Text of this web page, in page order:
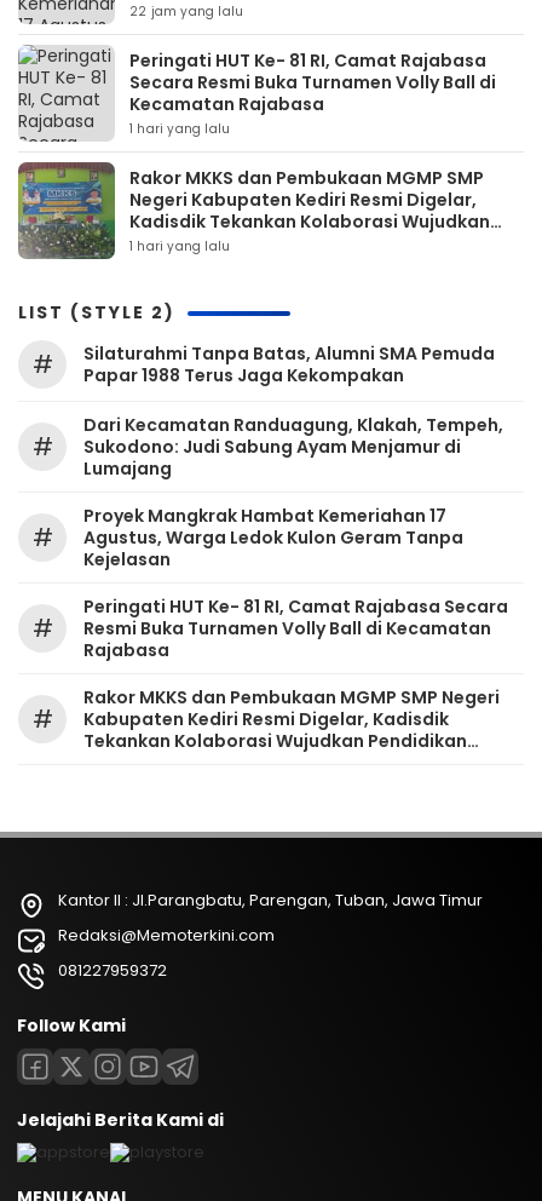
22 jam yang lalu
Peringati HUT Ke- 81 RI, Camat Rajabasa
Secara Resmi Buka Turnamen Volly Ball di
Kecamatan Rajabasa
1 hari yang lalu
Rakor MKKS dan Pembukaan MGMP SMP
Negeri Kabupaten Kediri Resmi Digelar,
Kadisdik Tekankan Kolaborasi Wujudkan
Pendidikan Bermutu
1 hari yang lalu
LIST (STYLE 2)
#
Silaturahmi Tanpa Batas, Alumni SMA Pemuda
Papar 1988 Terus Jaga Kekompakan
#
‎Dari Kecamatan Randuagung, Klakah, Tempeh,
Sukodono: Judi Sabung Ayam Menjamur di
Lumajang
#
‎Proyek Mangkrak Hambat Kemeriahan 17
Agustus, Warga Ledok Kulon Geram Tanpa
Kejelasan
#
Peringati HUT Ke- 81 RI, Camat Rajabasa Secara
Resmi Buka Turnamen Volly Ball di Kecamatan
Rajabasa
#
Rakor MKKS dan Pembukaan MGMP SMP Negeri
Kabupaten Kediri Resmi Digelar, Kadisdik
Tekankan Kolaborasi Wujudkan Pendidikan
Kantor II : Jl.Parangbatu, Parengan, Tuban, Jawa Timur
Redaksi@Memoterkini.com
081227959372
Follow Kami
Jelajahi Berita Kami di